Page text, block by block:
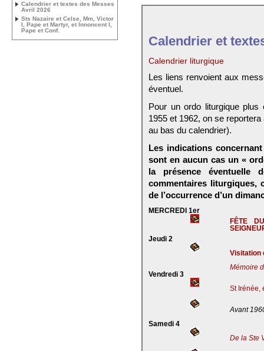
Calendrier et
Calendrier liturgique
Les liens renvoient aux
éventuel.
Pour un ordo liturgique plus
1955 et 1962, on se
au bas du calendrier).
Les indications
sont en aucun cas un «
la présence éventuelle
commentaires liturgiques,
de l’occurrence d’un
MERCREDI 1er
FÊTE
Jeudi 2
Visitation
Mémoire
Vendredi 3
St Irénée,
Avant
Samedi 4
De la Ste
Calendrier et textes des Messes
Avril 2026
Sts Nazaire et Celse, Mm, Victor
I, Pape et Martyr, et Innoncent I,
Pape et Conf.